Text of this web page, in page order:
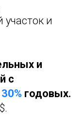
и
и
с
годовых.